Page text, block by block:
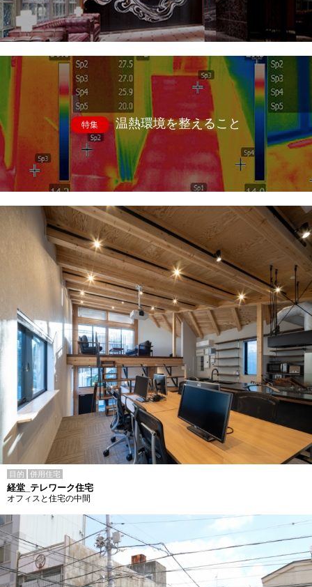
特集 温熱環境を整えること
目的 併用住宅
経堂_テレワーク住宅
オフィスと住宅の中間